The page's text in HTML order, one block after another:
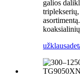
galios
užklausa